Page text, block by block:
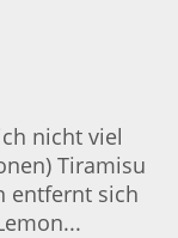
nicht viel
Tiramisu
entfernt sich